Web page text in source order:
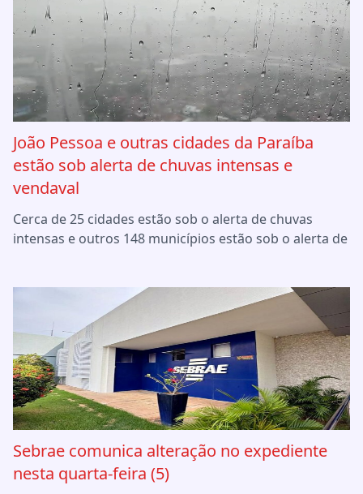
João Pessoa e outras cidades da Paraíba
estão sob alerta de chuvas intensas e
vendaval
Cerca de 25 cidades estão sob o alerta de chuvas
intensas e outros 148 municípios estão sob o alerta de
Sebrae comunica alteração no expediente
nesta quarta-feira (5)